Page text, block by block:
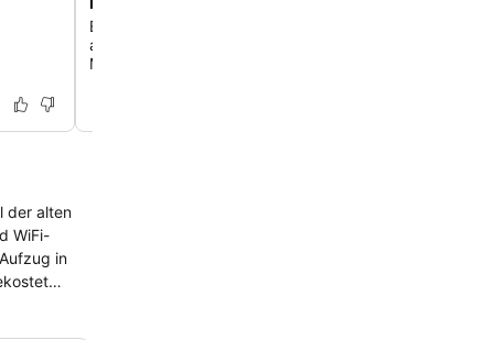
Entspanne dich in elegant eingerichteten Zimmern mit
antiken Möbeln und Balkonen. Einige bieten dir einen
Meerblick.
der alten
WiFi-
in